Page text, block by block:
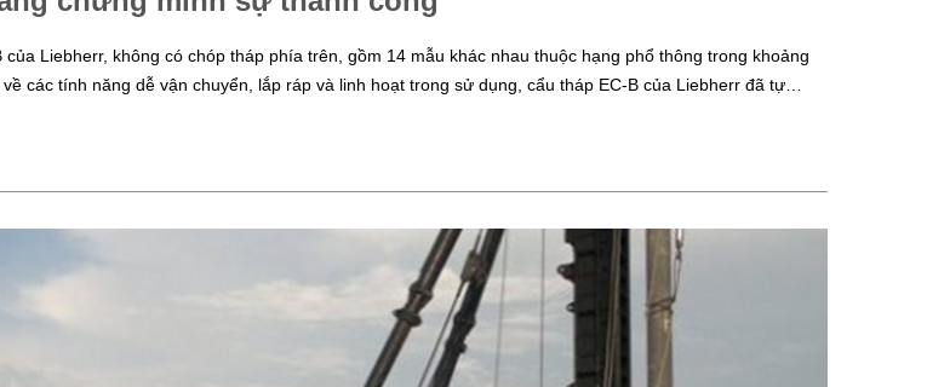
của Liebherr, không có chóp tháp phía trên, gồm 14 mẫu khác nhau thuộc hạng phổ thông trong khoảng
các tính năng dễ vận chuyển, lắp ráp và linh hoạt trong sử dụng, cẩu tháp EC-B của Liebherr đã tự…